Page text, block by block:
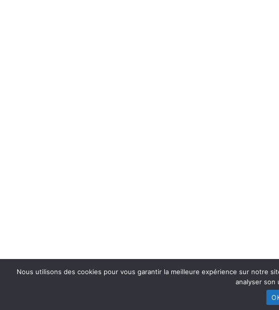
Tous droits réservés aux Laboratoires Delbert © RCS Paris 443 960
Nous utilisons des cookies pour vous garantir la meilleure expérience sur notre
analyser son